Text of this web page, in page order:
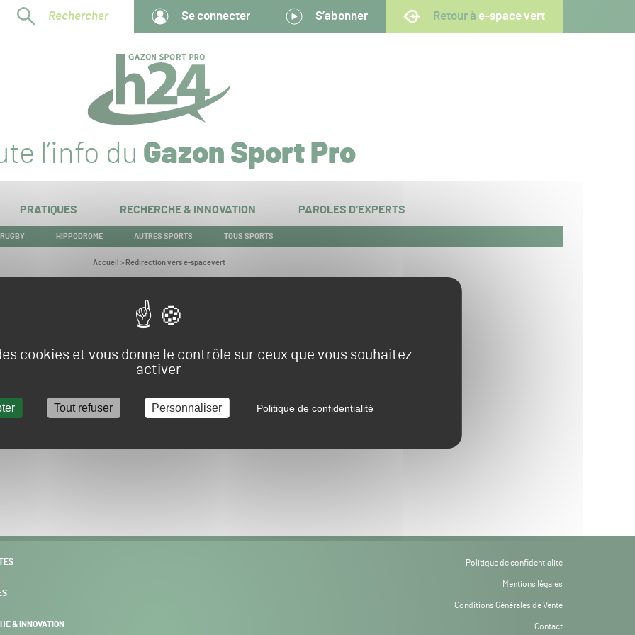
cookies et vous donne le contrôle sur ceux que vous souhaitez
activer
Tout refuser Personnaliser Politique de confidentialité
Rechercher Se connecter S’abonner Retour à e-space vert
l’info du Gazon Sport Pro
PRATIQUES RECHERCHE & INNOVATION PAROLES D’EXPERTS
RUGBY HIPPODROME AUTRES SPORTS TOUS SPORTS
Vous
Accueil > Redirection vers e-spacevert
Redirection vers e-spacevert
POURSUIVRE VERS E-SPACEVERT BY SALONVERT
& INNOVATION
Politique de confidentialité
Mentions légales
Conditions Générales de Vente
Contact